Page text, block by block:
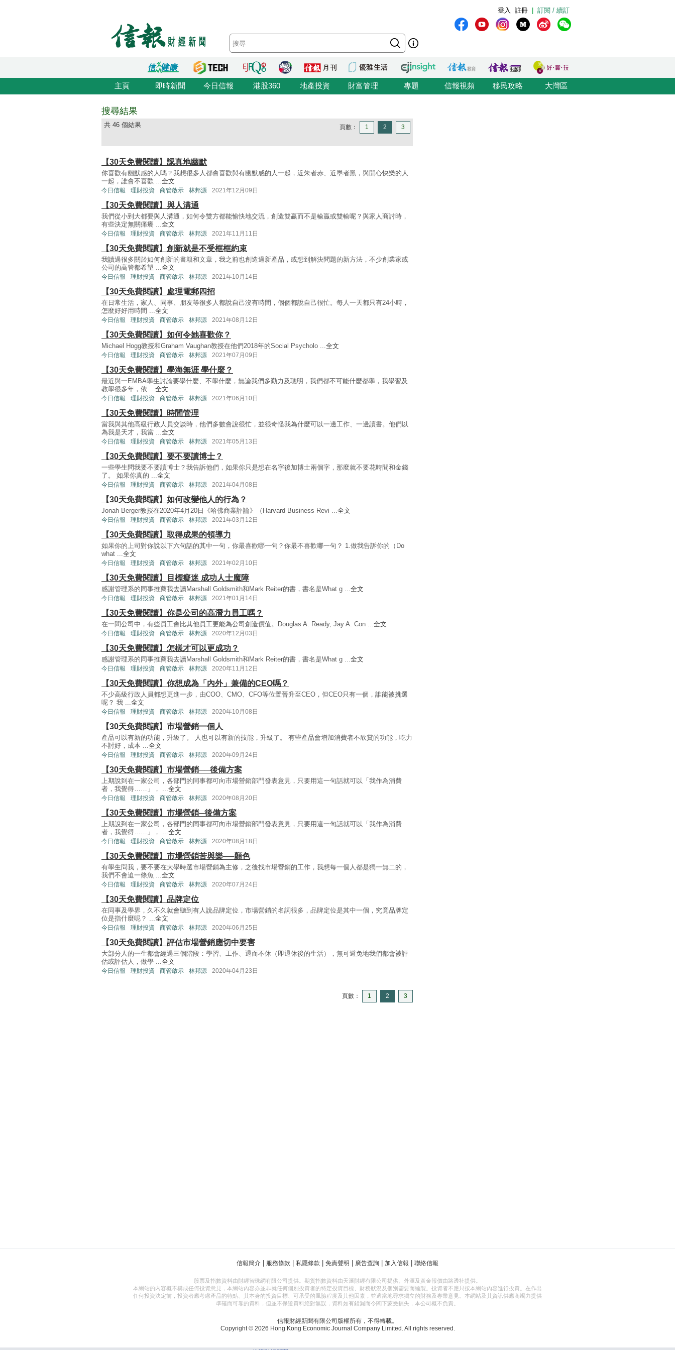
訂閱 / 續訂
註冊
登入
主頁 即時新聞 今日信報 港股360 地產投資 財富管理 專題 信報視頻 移民攻略 大灣區
搜尋結果
共 46 個結果 頁數： 1 2 3
【30天免費閱讀】認真地幽默
你喜歡有幽默感的人嗎？我想很多人都會喜歡與有幽默感的人一起，近朱者赤、近墨者黑，與開心快樂的人
一起，誰會不喜歡 ...全文
今日信報 理財投資 商管啟示 林邦源 2021年12月09日
【30天免費閱讀】與人溝通
我們從小到大都要與人溝通，如何令雙方都能愉快地交流，創造雙贏而不是輸贏或雙輸呢？與家人商討時，
有些決定無關痛癢 ...全文
今日信報 理財投資 商管啟示 林邦源 2021年11月11日
【30天免費閱讀】創新就是不受框框約束
我讀過很多關於如何創新的書籍和文章，我之前也創造過新產品，或想到解決問題的新方法，不少創業家或
公司的高管都希望 ...全文
今日信報 理財投資 商管啟示 林邦源 2021年10月14日
【30天免費閱讀】處理電郵四招
在日常生活，家人、同事、朋友等很多人都說自己沒有時間，個個都說自己很忙。每人一天都只有24小時，
怎麼好好用時間 ...全文
今日信報 理財投資 商管啟示 林邦源 2021年08月12日
【30天免費閱讀】如何令她喜歡你？
Michael Hogg教授和Graham Vaughan教授在他們2018年的Social Psycholo ...全文
今日信報 理財投資 商管啟示 林邦源 2021年07月09日
【30天免費閱讀】學海無涯 學什麼？
最近與一EMBA學生討論要學什麼、不學什麼，無論我們多勤力及聰明，我們都不可能什麼都學，我學習及
教學很多年，依 ...全文
今日信報 理財投資 商管啟示 林邦源 2021年06月10日
【30天免費閱讀】時間管理
當我與其他高級行政人員交談時，他們多數會說很忙，並很奇怪我為什麼可以一邊工作、一邊讀書。他們以
為我是天才，我當 ...全文
今日信報 理財投資 商管啟示 林邦源 2021年05月13日
【30天免費閱讀】要不要讀博士？
一些學生問我要不要讀博士？我告訴他們，如果你只是想在名字後加博士兩個字，那麼就不要花時間和金錢
了。 如果你真的 ...全文
今日信報 理財投資 商管啟示 林邦源 2021年04月08日
【30天免費閱讀】如何改變他人的行為？
Jonah Berger教授在2020年4月20日《哈佛商業評論》（Harvard Business Revi ...全文
今日信報 理財投資 商管啟示 林邦源 2021年03月12日
【30天免費閱讀】取得成果的領導力
如果你的上司對你說以下六句話的其中一句，你最喜歡哪一句？你最不喜歡哪一句？ 1.做我告訴你的（Do
what ...全文
今日信報 理財投資 商管啟示 林邦源 2021年02月10日
【30天免費閱讀】目標癡迷 成功人士魔障
感謝管理系的同事推薦我去讀Marshall Goldsmith和Mark Reiter的書，書名是What g ...全文
今日信報 理財投資 商管啟示 林邦源 2021年01月14日
【30天免費閱讀】你是公司的高潛力員工嗎？
在一間公司中，有些員工會比其他員工更能為公司創造價值。Douglas A. Ready, Jay A. Con ...全文
今日信報 理財投資 商管啟示 林邦源 2020年12月03日
【30天免費閱讀】怎樣才可以更成功？
感謝管理系的同事推薦我去讀Marshall Goldsmith和Mark Reiter的書，書名是What g ...全文
今日信報 理財投資 商管啟示 林邦源 2020年11月12日
【30天免費閱讀】你想成為「內外」兼備的CEO嗎？
不少高級行政人員都想更進一步，由COO、CMO、CFO等位置晉升至CEO，但CEO只有一個，誰能被挑選
呢？ 我 ...全文
今日信報 理財投資 商管啟示 林邦源 2020年10月08日
【30天免費閱讀】市場營銷一個人
產品可以有新的功能，升級了。 人也可以有新的技能，升級了。 有些產品會增加消費者不欣賞的功能，吃力
不討好，成本 ...全文
今日信報 理財投資 商管啟示 林邦源 2020年09月24日
【30天免費閱讀】市場營銷──後備方案
上期說到在一家公司，各部門的同事都可向市場營銷部門發表意見，只要用這一句話就可以「我作為消費
者，我覺得……」， ...全文
今日信報 理財投資 商管啟示 林邦源 2020年08月20日
【30天免費閱讀】市場營銷─後備方案
上期說到在一家公司，各部門的同事都可向市場營銷部門發表意見，只要用這一句話就可以「我作為消費
者，我覺得……」， ...全文
今日信報 理財投資 商管啟示 林邦源 2020年08月18日
【30天免費閱讀】市場營銷苦與樂──顏色
有學生問我，要不要在大學時選市場營銷為主修，之後找市場營銷的工作，我想每一個人都是獨一無二的，
我們不會迫一條魚 ...全文
今日信報 理財投資 商管啟示 林邦源 2020年07月24日
【30天免費閱讀】品牌定位
在同事及學界，久不久就會聽到有人說品牌定位，市場營銷的名詞很多，品牌定位是其中一個，究竟品牌定
位是指什麼呢？ ...全文
今日信報 理財投資 商管啟示 林邦源 2020年06月25日
【30天免費閱讀】評估市場營銷應切中要害
大部分人的一生都會經過三個階段：學習、工作、退而不休（即退休後的生活），無可避免地我們都會被評
估或評估人，做學 ...全文
今日信報 理財投資 商管啟示 林邦源 2020年04月23日
頁數： 1 2 3
信報簡介 服務條款 私隱條款 免責聲明 廣告查詢 加入信報 聯絡信報
股票及指數資料由財經智珠網有限公司提供。期貨指數資料由天滙財經有限公司提供。外滙及黃金報價由路透社提供。
本網站的內容概不構成任何投資意見，本網站內容亦並非就任何個別投資者的特定投資目標、財務狀況及個別需要而編製。投資者不應只按本網站內容進行投資。在作出
任何投資決定前，投資者應考慮產品的特點、其本身的投資目標、可承受的風險程度及其他因素，並適當地尋求獨立的財務及專業意見。本網站及其資訊供應商竭力提供
準確而可靠的資料，但並不保證資料絕對無誤，資料如有錯漏而令閣下蒙受損失，本公司概不負責。
信報財經新聞有限公司版權所有，不得轉載。
Copyright © 2026 Hong Kong Economic Journal Company Limited. All rights reserved.